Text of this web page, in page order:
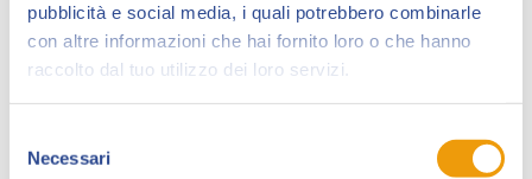
pubblicità e social media, i quali potrebbero combinarle
con altre informazioni che hai fornito loro o che hanno
raccolto dal tuo utilizzo dei loro servizi.
delNecessari
nasce per partenogenesi da un
altro organismo pluricellulare chiamato Andrea